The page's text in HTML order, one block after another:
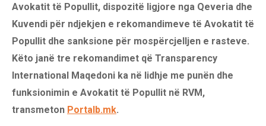
Avokatit të Popullit, dispozitë ligjore nga Qeveria dhe
Kuvendi për ndjekjen e rekomandimeve të Avokatit të
Popullit dhe sanksione për mospërcjelljen e rasteve.
Këto janë tre rekomandimet që Transparency
International Maqedoni ka në lidhje me punën dhe
funksionimin e Avokatit të Popullit në RVM,
transmeton Portalb.mk.